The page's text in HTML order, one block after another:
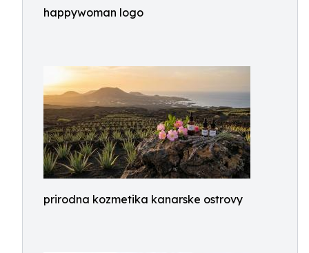
happywoman logo
prirodna kozmetika kanarske ostrovy